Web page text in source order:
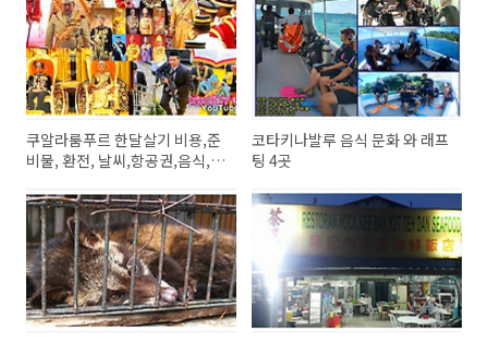
쿠알라룸푸르 한달살기 비용,준
비물, 환전, 날씨,항공권,음식,
코타키나발루 음식 문화 와 래프
팅 4곳